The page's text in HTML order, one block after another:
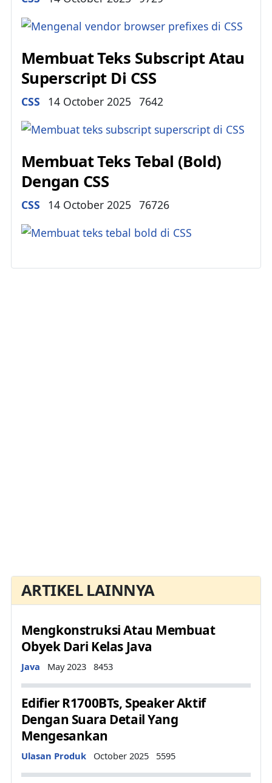
Membuat Teks Subscript Atau
Superscript Di CSS
Details
CSS 14 October 2025 7642
Membuat Teks Tebal (Bold)
Dengan CSS
Details
CSS 14 October 2025 76726
ARTIKEL LAINNYA
Mengkonstruksi Atau Membuat
Obyek Dari Kelas Java
Details
Java May 2023 8453
Edifier R1700BTs, Speaker Aktif
Dengan Suara Detail Yang
Mengesankan
Details
Ulasan Produk October 2025 5595